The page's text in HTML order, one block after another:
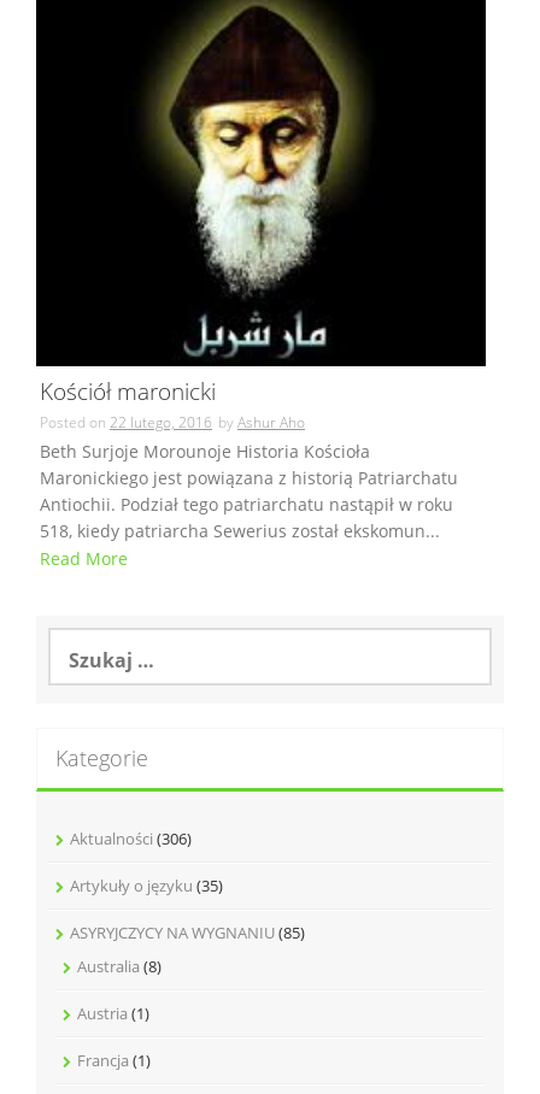
Kościół maronicki
Posted on 22 lutego, 2016 byAshur Aho
Beth Surjoje Morounoje Historia Kościoła
Maronickiego jest powiązana z historią Patriarchatu
Antiochii. Podział tego patriarchatu nastąpił w roku
518, kiedy patriarcha Sewerius został ekskomun...
Read More
Szukaj:
Kategorie
Aktualności (306)
Artykuły o języku (35)
ASYRYJCZYCY NA WYGNANIU(85)
Australia (8)
Austria (1)
Francja (1)